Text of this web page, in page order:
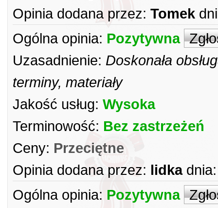
Opinia dodana przez: Tomek
Ogólna opinia: Pozytywna
Uzasadnienie: Doskonała
terminy, materiały
Jakość usług: Wysoka
Terminowość: Bez zastrzeżeń
Ceny: Przeciętne
Opinia dodana przez: lidka dnia:
Ogólna opinia: Pozytywna